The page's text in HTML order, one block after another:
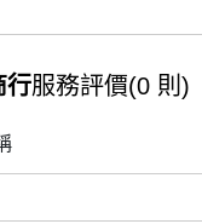
行服務評價(0 則)